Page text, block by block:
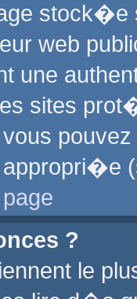
web
une
sites
?
le